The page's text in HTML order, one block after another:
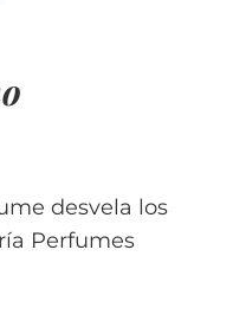
desvela los
Perfumes